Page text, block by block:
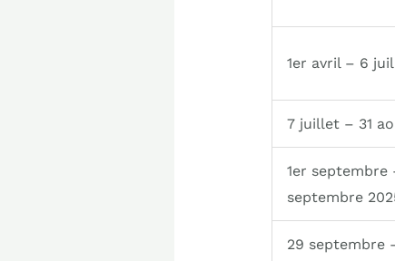
1er avril – 6
7 juillet – 31
1er septembre
septembre
29 septembre